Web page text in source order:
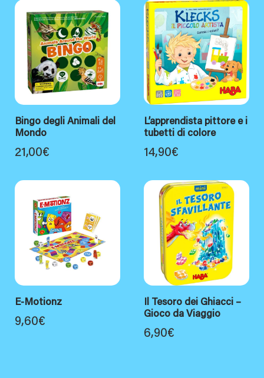
Bingo degli Animali del
Mondo
21,00€
L’apprendista pittore e i
tubetti di colore
14,90€
E-Motionz
9,60€
Il Tesoro dei Ghiacci –
Gioco da Viaggio
6,90€